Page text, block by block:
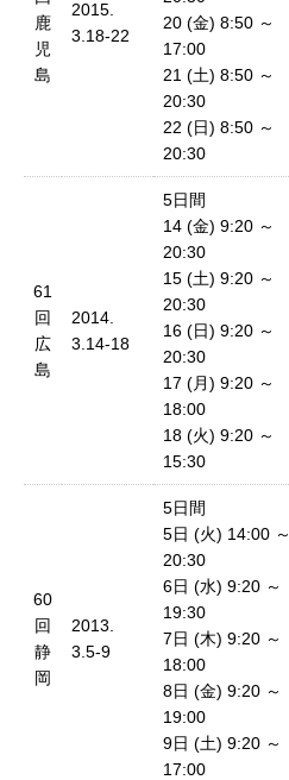
鹿
児
島
2015.
3.18-22
20 (金) 8:50 ～
17:00
21 (土) 8:50 ～
20:30
22 (日) 8:50 ～
20:30
61
回
広
島
2014.
3.14-18
5日間
14 (金) 9:20 ～
20:30
15 (土) 9:20 ～
20:30
16 (日) 9:20 ～
20:30
17 (月) 9:20 ～
18:00
18 (火) 9:20 ～
15:30
60
回
静
岡
2013.
3.5-9
5日間
5日 (火) 14:00 ～
20:30
6日 (水) 9:20 ～
19:30
7日 (木) 9:20 ～
18:00
8日 (金) 9:20 ～
19:00
9日 (土) 9:20 ～
17:00